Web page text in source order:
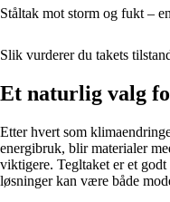
Ståltak mot storm og fukt –
Slik vurderer du takets
Et naturlig valg
Etter hvert som
energibruk, blir materialer
viktigere. Tegltaket er et
løsninger kan være både